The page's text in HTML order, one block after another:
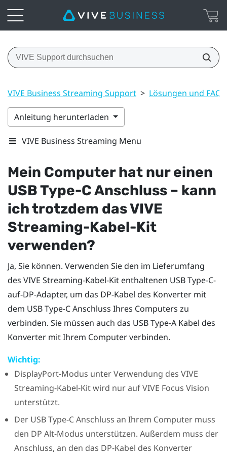
VIVE Business Streaming Support > Lösungen und FAQs
Anleitung herunterladen
VIVE Business Streaming Menu
Mein Computer hat nur einen
USB Type-CAnschluss – kann
ich trotzdem dasVIVE
Streaming-Kabel-Kit
verwenden?
Ja, Sie können. Verwenden Sie den im Lieferumfang
des VIVE Streaming-Kabel-Kit enthaltenen USB Type-C-
auf-DP-Adapter, um das DP-Kabel des Konverter mit
dem USB Type-CAnschluss Ihres Computers zu
verbinden. Sie müssen auch das USB Type-A Kabel des
Konverter mit Ihrem Computer verbinden.
Wichtig:
DisplayPort-Modus unter Verwendung des VIVE
Streaming-Kabel-Kitwird nur aufVIVE Focus Vision
unterstützt.
Der USB Type-CAnschluss an Ihrem Computer muss
den DP Alt-Modus unterstützen. Außerdem muss der
Anschluss, an den das DP-Kabel des Konverter